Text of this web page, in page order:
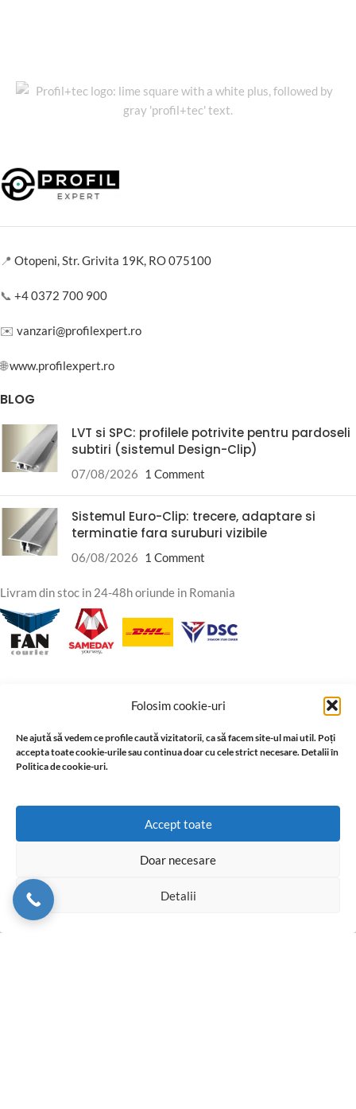
Folosim cookie-uri
Ne ajută să vedem ce profile caută vizitatorii, ca să facem site-ul mai util. Poți
accepta toate cookie-urile sau continua doar cu cele strict necesare. Detalii în
Politica de cookie-uri.
Accept toate
Doar necesare
Detalii
📍 Otopeni, Str. Grivita 19K, RO 075100
📞 +4 0372 700 900
✉️ vanzari@profilexpert.ro
🌐www.profilexpert.ro
BLOG
LVT si SPC: profilele potrivite pentru pardoseli
subtiri (sistemul Design-Clip)
07/08/2026 1 Comment
Sistemul Euro-Clip: trecere, adaptare si
terminatie fara suruburi vizibile
06/08/2026 1 Comment
Livram din stoc in 24-48h oriunde in Romania
Conditii Comerciale
Instructiuni montaj Garantie